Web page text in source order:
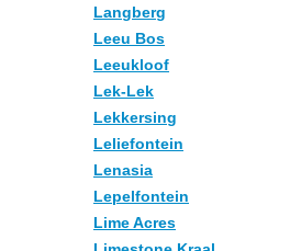
Langberg
Leeu Bos
Leeukloof
Lek-Lek
Lekkersing
Leliefontein
Lenasia
Lepelfontein
Lime Acres